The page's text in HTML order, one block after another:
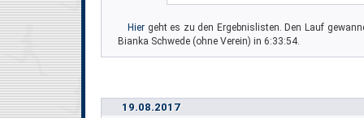
Hier geht es zu den Ergebnislisten. Den Lauf
Bianka Schwede (ohne Verein) in 6:33:54.
19.08.2017